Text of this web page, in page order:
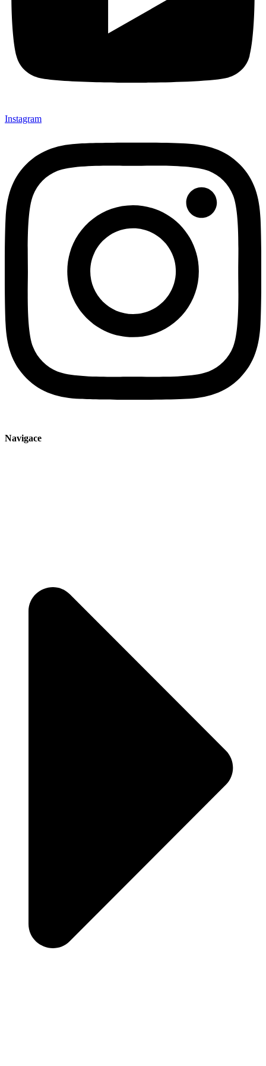
Instagram
Navigace